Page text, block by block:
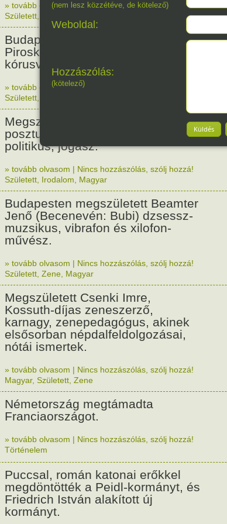
» tovább olvasom |Nincs hozzászólás, szólj hozzá!
Született
Budapesten megszületett Szalmás
Piroska zenetanárnő, zeneszerző,
kórusvezető.
» tovább olvasom|Nincs hozzászólás, szólj hozzá!
Született
Megszületett Bibó István,
posztumusz Széchenyi-díjas író,
politikus, jogász.
» tovább olvasom | Nincs hozzászólás, szólj hozzá!
Született Irodalom Magyar
Budapesten megszületett Beamter
Jenő (Becenevén: Bubi) dzsessz-
muzsikus, vibrafon és xilofon-
művész.
» tovább olvasom | Nincs hozzászólás, szólj hozzá!
Született Zene Magyar
Megszületett Csenki Imre,
Kossuth-díjas zeneszerző,
karnagy, zenepedagógus, akinek
elsősorban népdalfeldolgozásai,
nótái ismertek.
» tovább olvasom | Nincs hozzászólás, szólj hozzá!
Magyar, Született Zene
Németország megtámadta
Franciaországot.
» tovább olvasom | Nincs hozzászólás, szólj hozzá!
Történelem
Puccsal, román katonai erőkkel
megdöntötték a Peidl-kormányt, és
Friedrich István alakított új
kormányt.
(nem lesz közzétéve, de kötelező)
Weboldal:
Hozzászólás:
(kötelező)
Küldés